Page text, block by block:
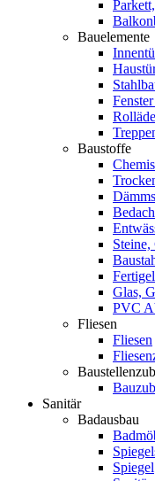
Bauelemente
Baustoffe
Steine,
Glas,
PVC
Fliesen
Fliesen
Sanitär
Badausbau
Spiegel